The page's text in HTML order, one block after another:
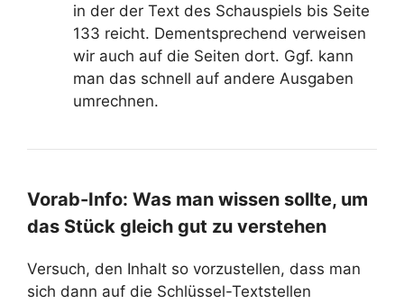
in der der Text des Schauspiels bis Seite
133 reicht. Dementsprechend verweisen
wir auch auf die Seiten dort. Ggf. kann
man das schnell auf andere Ausgaben
umrechnen.
Vorab-Info: Was man wissen sollte, um
das Stück gleich gut zu verstehen
Versuch, den Inhalt so vorzustellen, dass man
sich dann auf die Schlüssel-Textstellen